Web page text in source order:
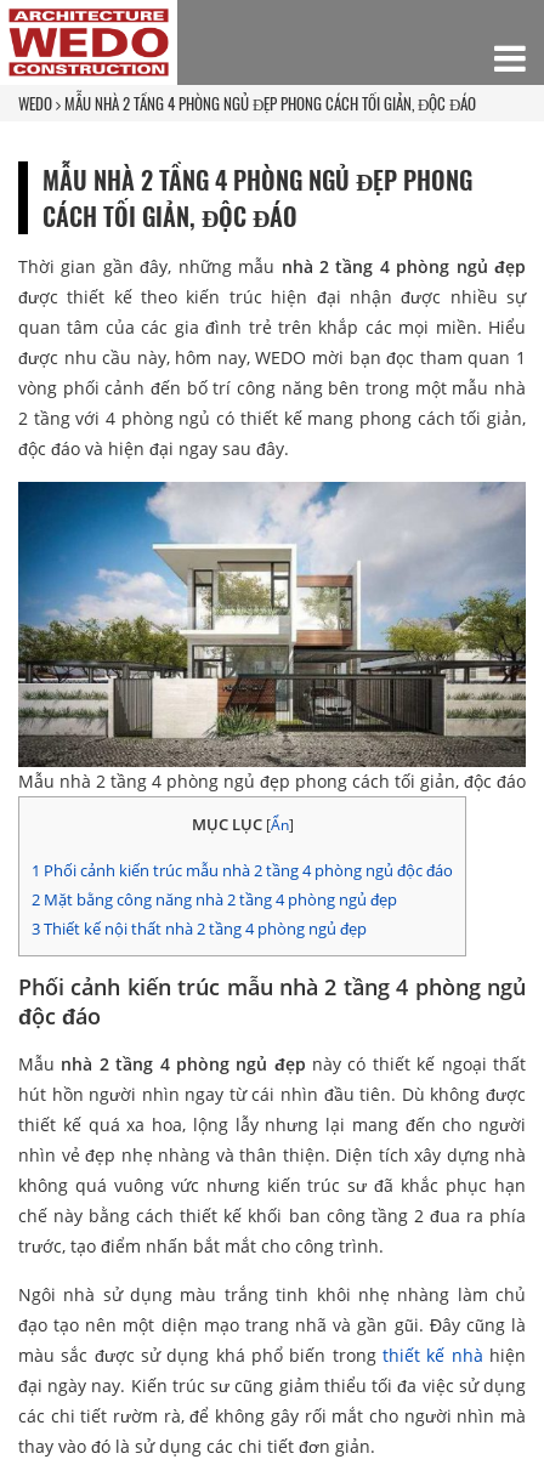
WEDO MẪU NHÀ 2 TẦNG 4 PHÒNG NGỦ ĐẸP PHONG CÁCH TỐI GIẢN, ĐỘC ĐÁO
MẪU NHÀ 2 TẦNG 4 PHÒNG NGỦ ĐẸP PHONG
CÁCH TỐI GIẢN, ĐỘC ĐÁO
Thời gian gần đây, những mẫu nhà 2 tầng 4 phòng ngủ đẹp
được thiết kế theo kiến trúc hiện đại nhận được nhiều sự
quan tâm của các gia đình trẻ trên khắp các mọi miền. Hiểu
được nhu cầu này, hôm nay, WEDO mời bạn đọc tham quan 1
vòng phối cảnh đến bố trí công năng bên trong một mẫu nhà
2 tầng với 4 phòng ngủ có thiết kế mang phong cách tối giản,
độc đáo và hiện đại ngay sau đây.
Mẫu nhà 2 tầng 4 phòng ngủ đẹp phong cách tối giản, độc đáo
MỤC LỤC [Ẩn]
1 Phối cảnh kiến trúc mẫu nhà 2 tầng 4 phòng ngủ độc đáo
2 Mặt bằng công năng nhà 2 tầng 4 phòng ngủ đẹp
3Thiết kế nội thất nhà 2 tầng 4 phòng ngủ đẹp
Phối cảnh kiến trúc mẫu nhà 2 tầng 4 phòng ngủ
độc đáo
Mẫu nhà 2 tầng 4 phòng ngủ đẹp này có thiết kế ngoại thất
hút hồn người nhìn ngay từ cái nhìn đầu tiên. Dù không được
thiết kế quá xa hoa, lộng lẫy nhưng lại mang đến cho người
nhìn vẻ đẹp nhẹ nhàng và thân thiện. Diện tích xây dựng nhà
không quá vuông vức nhưng kiến trúc sư đã khắc phục hạn
chế này bằng cách thiết kế khối ban công tầng 2 đua ra phía
trước, tạo điểm nhấn bắt mắt cho công trình.
Ngôi nhà sử dụng màu trắng tinh khôi nhẹ nhàng làm chủ
đạo tạo nên một diện mạo trang nhã và gần gũi. Đây cũng là
màu sắc được sử dụng khá phổ biến trong thiết kế nhà hiện
đại ngày nay. Kiến trúc sư cũng giảm thiểu tối đa việc sử dụng
các chi tiết rườm rà, để không gây rối mắt cho người nhìn mà
thay vào đó là sử dụng các chi tiết đơn giản.